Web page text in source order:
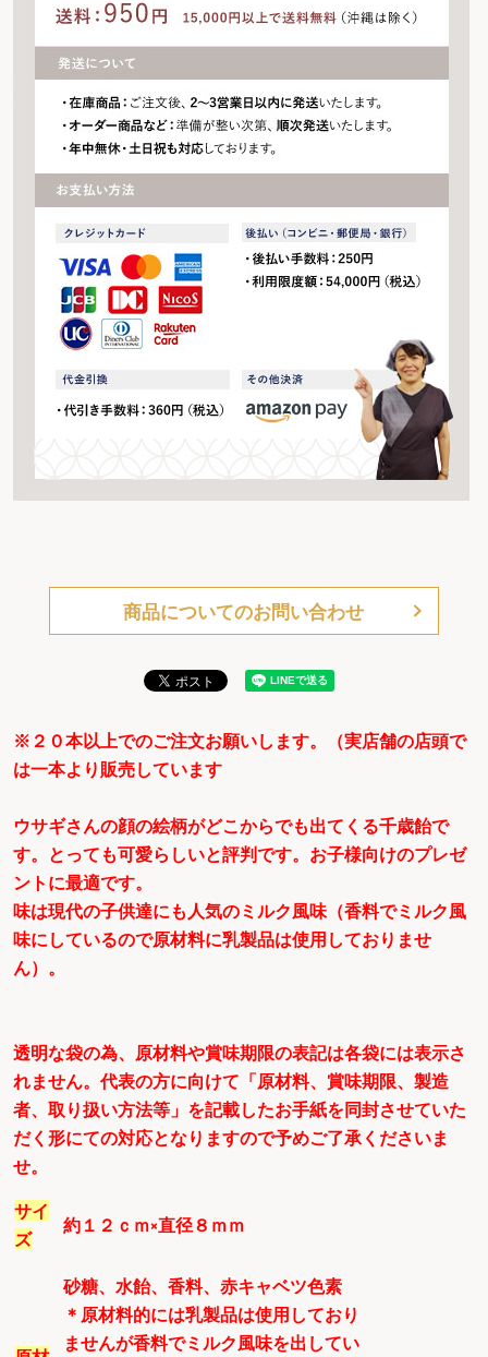
商品についてのお問い合わせ
※２０本以上でのご注文お願いします。（実店舗の店頭で
は一本より販売しています
ウサギさんの顔の絵柄がどこからでも出てくる千歳飴で
す。とっても可愛らしいと評判です。お子様向けのプレゼ
ントに最適です。
味は現代の子供達にも人気のミルク風味（香料でミルク風
味にしているので原材料に乳製品は使用しておりませ
ん）。
透明な袋の為、原材料や賞味期限の表記は各袋には表示さ
れません。代表の方に向けて「原材料、賞味期限、製造
者、取り扱い方法等」を記載したお手紙を同封させていた
だく形にての対応となりますので予めご了承くださいま
せ。
サイ
ズ
約１２ｃｍ×直径８ｍｍ
砂糖、水飴、香料、赤キャベツ色素
＊原材料的には乳製品は使用しており
ませんが香料でミルク風味を出してい